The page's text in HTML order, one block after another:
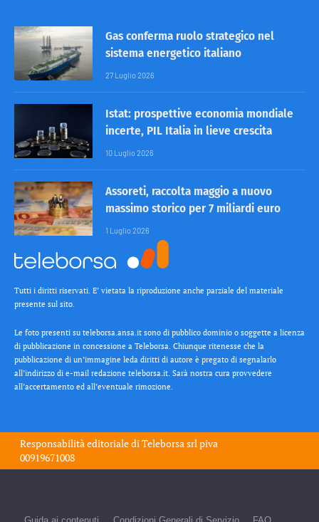
Gas conferma ruolo strategico nel
sistema energetico italiano
27 Luglio 2026
Istat: prospettive economia mondiale
incerte, PIL Italia in lieve crescita
10 Luglio 2026
Assoreti, raccolta maggio a nuovo
massimo storico per 7 miliardi euro
1 Luglio 2026
Tutti i diritti riservati. E’ vietata la riproduzione anche parziale del materiale
presente sul sito.
Le foto presenti su teleborsa.ansa.it sono di pubblico dominio o soggette a licenza
di pubblicazione in concessione a Teleborsa. Chiunque ritenesse che la
pubblicazione di un’immagine leda diritti di autore è pregato di segnalarlo
all’indirizzo di e-mail redazione teleborsa.it. Sarà nostra cura provvedere
all’accertamento ed all’eventuale rimozione.
Responsabilità editoriale diTeleborsa srl piva
00919671008